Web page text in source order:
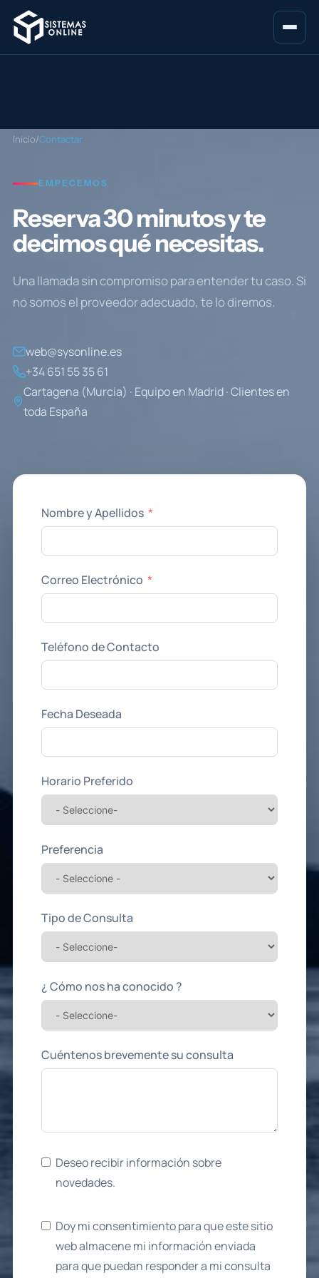
Inicio/Contactar
EMPECEMOS
Reserva 30 minutos y te
decimos qué necesitas.
Una llamada sin compromiso para entender tu caso. Si
no somos el proveedor adecuado, te lo diremos.
web@sysonline.es
+34 651 55 35 61
Cartagena (Murcia) · Equipo en Madrid · Clientes en
toda España
Nombre y Apellidos
Correo Electrónico
Teléfono de Contacto
Fecha Deseada
Horario Preferido
Preferencia
Tipo de Consulta
¿ Cómo nos ha conocido ?
Cuéntenos brevemente su consulta
Deseo recibir información sobre
novedades.
Doy mi consentimiento para que este sitio
web almacene mi información enviada
para que puedan responder a mi consulta